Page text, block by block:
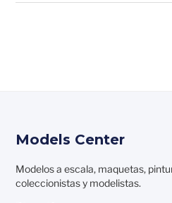
Models Center
Modelos a escala, maquetas,
coleccionistas y modelistas.